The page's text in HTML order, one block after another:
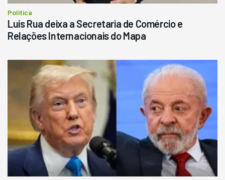
Política
Luis Rua deixa a Secretaria de Comércio e
Relações Internacionais do Mapa